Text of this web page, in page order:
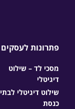
פתרונות לעסקים
מסכי לד – שילוט
דיגיטלי
שילוט דיגיטלי לבתי
כנסת